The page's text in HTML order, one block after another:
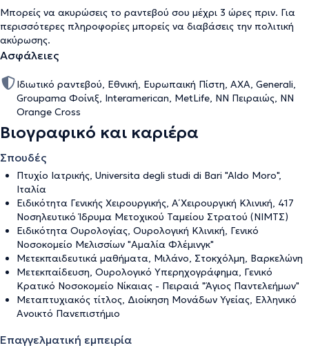
Μπορείς να ακυρώσεις το ραντεβού σου μέχρι 3 ώρες πριν. Για
περισσότερες πληροφορίες μπορείς να διαβάσεις την πολιτική
ακύρωσης.
Ασφάλειες
Ιδιωτικό ραντεβού, Εθνική, Ευρωπαική Πίστη, AXA, Generali,
Groupama Φοίνιξ, Interamerican, MetLife, NN Πειραιώς, NN
Orange Cross
Βιογραφικό και καριέρα
Σπουδές
Πτυχίο Ιατρικής, Universita degli studi di Bari "Aldo Moro",
Ιταλία
Ειδικότητα Γενικής Χειρουργικής, Α΄ Χειρουργική Κλινική, 417
Νοσηλευτικό Ίδρυμα Μετοχικού Ταμείου Στρατού (ΝΙΜΤΣ)
Ειδικότητα Ουρολογίας, Ουρολογική Κλινική, Γενικό
Νοσοκομείο Μελισσίων "Αμαλία Φλέμινγκ"
Μετεκπαιδευτικά μαθήματα, Μιλάνο, Στοκχόλμη, Βαρκελώνη
Μετεκπαίδευση, Ουρολογικό Υπερηχογράφημα, Γενικό
Κρατικό Νοσοκομείο Νίκαιας - Πειραιά "Άγιος Παντελεήμων"
Μεταπτυχιακός τίτλος, Διοίκηση Μονάδων Υγείας, Ελληνικό
Ανοικτό Πανεπιστήμιο
Επαγγελματική εμπειρία